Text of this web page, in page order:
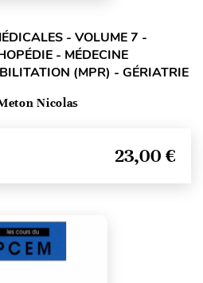
- VOLUME 7 -
- MÉDECINE
(MPR) - GÉRIATRIE
Nicolas
23,00 €